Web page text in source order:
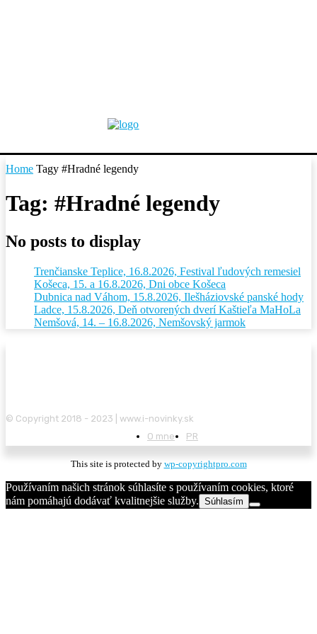
Home Tagy #Hradné legendy
Tag: #Hradné legendy
No posts to display
Trenčianske Teplice, 16.8.2026, Festival ľudových remesiel
Košeca, 15. a 16.8.2026, Dni obce Košeca
Dubnica nad Váhom, 15.8.2026, Ilešháziovské panské hody
Ladce, 15.8.2026, Deň otvorených dverí Kaštieľa MaHoLa
Nemšová, 14. – 16.8.2026, Nemšovský jarmok
© Copyright 2018 - 2023 | www.i-novinky.sk
O mne
PR
This site is protected by wp-copyrightpro.com
Používaním našich stránok súhlasíte s používaním cookies, ktoré
nám pomáhajú dodávať kvalitnejšie služby. Súhlasím